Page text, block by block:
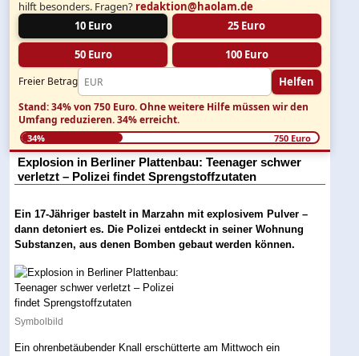
hilft besonders. Fragen? redaktion@haolam.de
10 Euro
25 Euro
50 Euro 100 Euro
Freier Betrag Helfen
Stand: 34% von 750 Euro.Ohne weitere Hilfe müssen wir den
Umfang reduzieren.34% erreicht.
34% 750 Euro
Explosion in Berliner Plattenbau: Teenager schwer
verletzt – Polizei findet Sprengstoffzutaten
Ein 17-Jähriger bastelt in Marzahn mit explosivem Pulver –
dann detoniert es. Die Polizei entdeckt in seiner Wohnung
Substanzen, aus denen Bomben gebaut werden können.
Symbolbild
Ein ohrenbetäubender Knall erschütterte am Mittwoch ein